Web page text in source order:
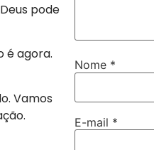
pode
é agora.
Vamos
Nome *
E-mail *